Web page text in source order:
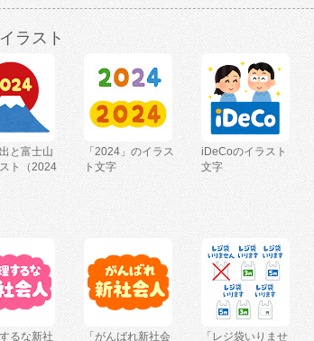
ラスト
と富士山
ト（2024
「2024」のイラス
ト文字
iDeCoのイラスト
文字
するな新社
「がんばれ新社会
「レジ袋いりませ